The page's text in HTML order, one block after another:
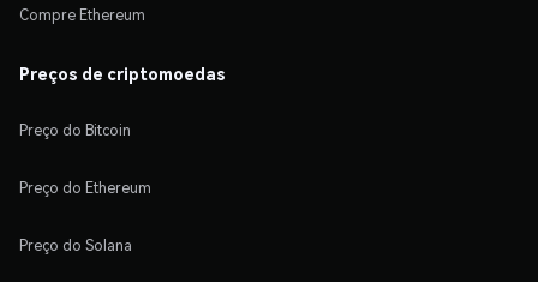
Compre Ethereum
Preços de criptomoedas
Preço do Bitcoin
Preço do Ethereum
Preço do Solana